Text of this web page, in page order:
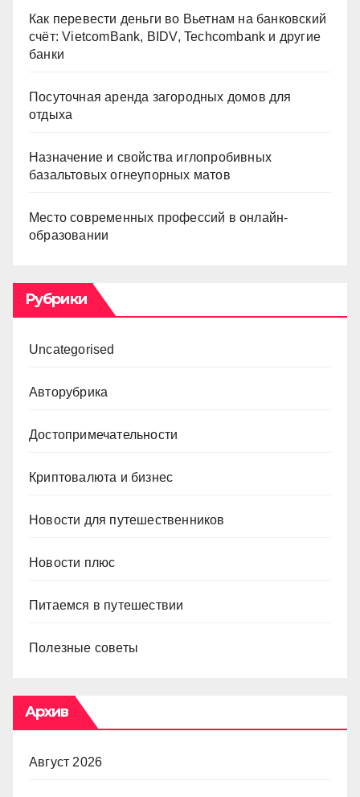
Как перевести деньги во Вьетнам на банковский
счёт: VietcomBank, BIDV, Techcombank и другие
банки
Посуточная аренда загородных домов для
отдыха
Назначение и свойства иглопробивных
базальтовых огнеупорных матов
Место современных профессий в онлайн-
образовании
Рубрики
Uncategorised
Авторубрика
Достопримечательности
Криптовалюта и бизнес
Новости для путешественников
Новости плюс
Питаемся в путешествии
Полезные советы
Архив
Август 2026